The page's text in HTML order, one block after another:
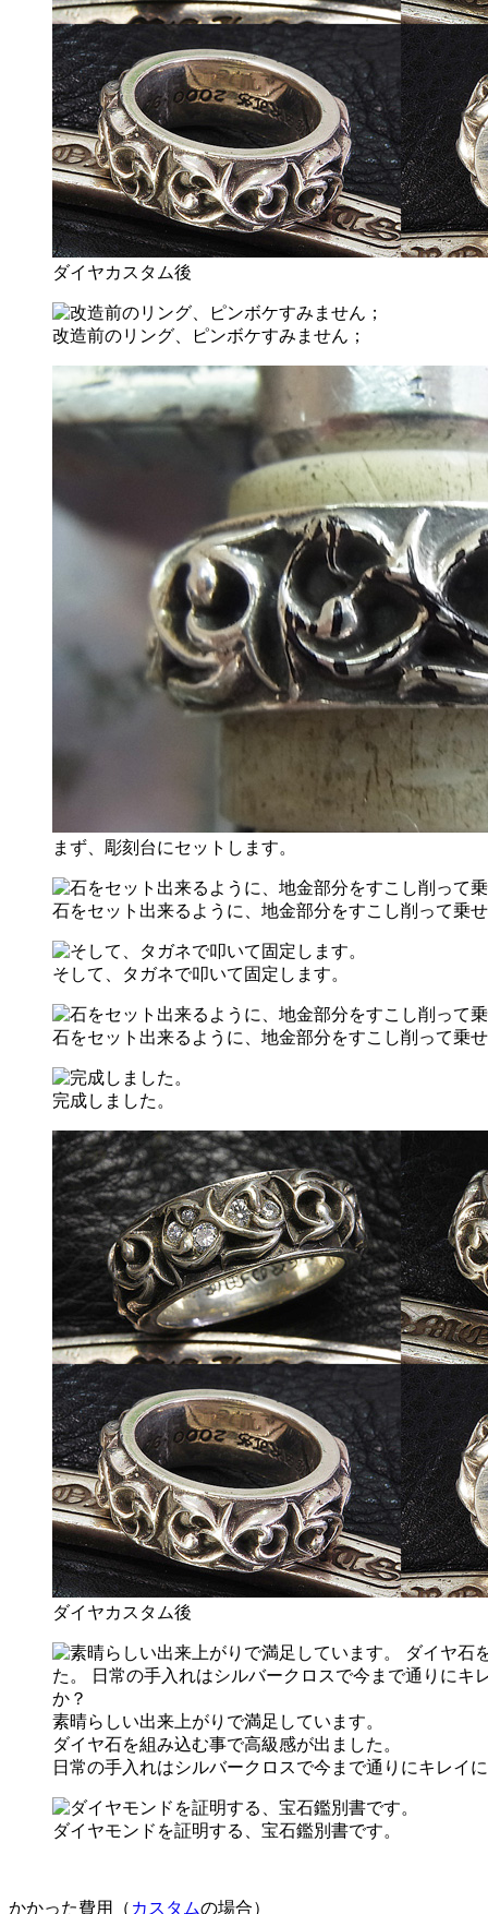
ダイヤカスタム後
改造前のリング、ピンボケすみません；
まず、彫刻台にセットします。
石をセット出来るように、地金部分をすこし削って乗
そして、タガネで叩いて固定します。
石をセット出来るように、地金部分をすこし削って乗
完成しました。
ダイヤカスタム後
素晴らしい出来上がりで満足しています。
ダイヤ石を組み込む事で高級感が出ました。
日常の手入れはシルバークロスで今まで通りにキレイ
ダイヤモンドを証明する、宝石鑑別書です。
かかった費用（ カスタムの場合）